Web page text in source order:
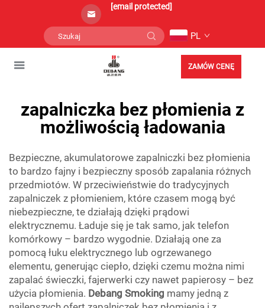
[email protected]
PL
ZAMÓW CENĘ
zapalniczka bez płomienia z
możliwością ładowania
Bezpieczne, akumulatorowe zapalniczki bez płomienia
to bardzo fajny i bezpieczny sposób zapalania różnych
przedmiotów. W przeciwieństwie do tradycyjnych
zapalniczek z płomieniem, które czasem mogą być
niebezpieczne, te działają dzięki prądowi
elektrycznemu. Ładuje się je tak samo, jak telefon
komórkowy – bardzo wygodnie. Działają one za
pomocą łuku elektrycznego lub ogrzewanego
elementu, generując ciepło, dzięki czemu można nimi
zapalać świeczki, fajerwerki czy nawet papierosy – bez
użycia płomienia. Debang Smoking mamy jedną z